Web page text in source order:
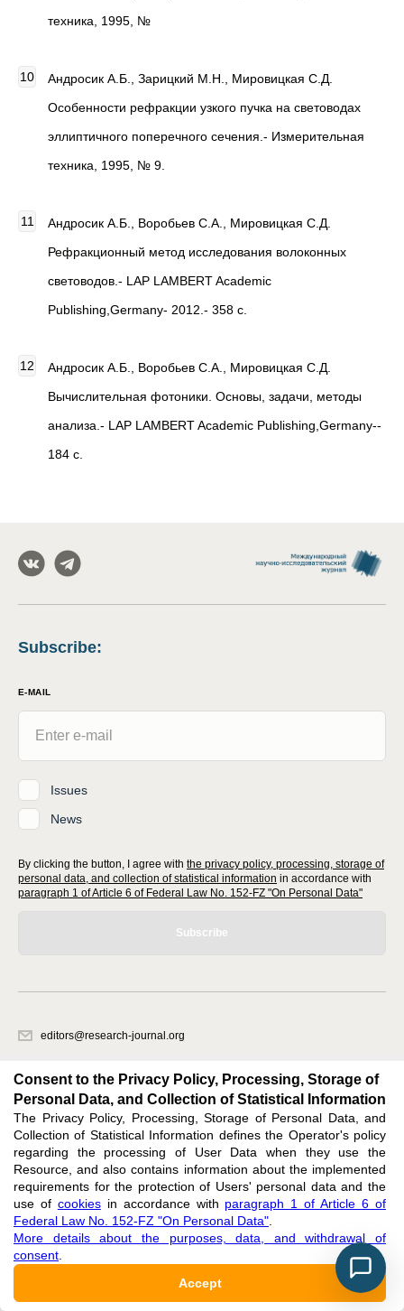
техника, 1995, №
Андросик А.Б., Зарицкий М.Н., Мировицкая С.Д.
Особенности рефракции узкого пучка на световодах
эллиптичного поперечного сечения.- Измерительная
техника, 1995, № 9.
Андросик А.Б., Воробьев С.А., Мировицкая С.Д.
Рефракционный метод исследования волоконных
световодов.- LAP LAMBERT Academic
Publishing,Germany- 2012.- 358 с.
Андросик А.Б., Воробьев С.А., Мировицкая С.Д.
Вычислительная фотоники. Основы, задачи, методы
анализа.- LAP LAMBERT Academic Publishing,Germany--
184 с.
Subscribe:
E-MAIL
Issues
News
By clicking the button, I agree with the privacy policy, processing, storage of
personal data, and collection of statistical information in accordance with
paragraph 1 of Article 6 of Federal Law No. 152-FZ "On Personal Data"
Subscribe
editors@research-journal.org
office 1
Feedback
Support: editors@research-journal.org
ISSN 2227-6017 (ONLINE),ISSN 2303-9868 (PRINT),DOI: 10.60797/IRJ.2227-6017,
ЭЛ № ФС 77 - 80772
Consent to the Privacy Policy, Processing, Storage of
Personal Data, and Collection of Statistical Information
The Privacy Policy, Processing, Storage of Personal Data, and
Collection of Statistical Information defines the Operator's policy
regarding the processing of User Data when they use the
Resource, and also contains information about the implemented
requirements for the protection of Users' personal data and the
use of cookiesin accordance with paragraph 1 of Article 6 of
Federal Law No. 152-FZ "On Personal Data"
More details about the purposes, data, and withdrawal of
consent
Accept